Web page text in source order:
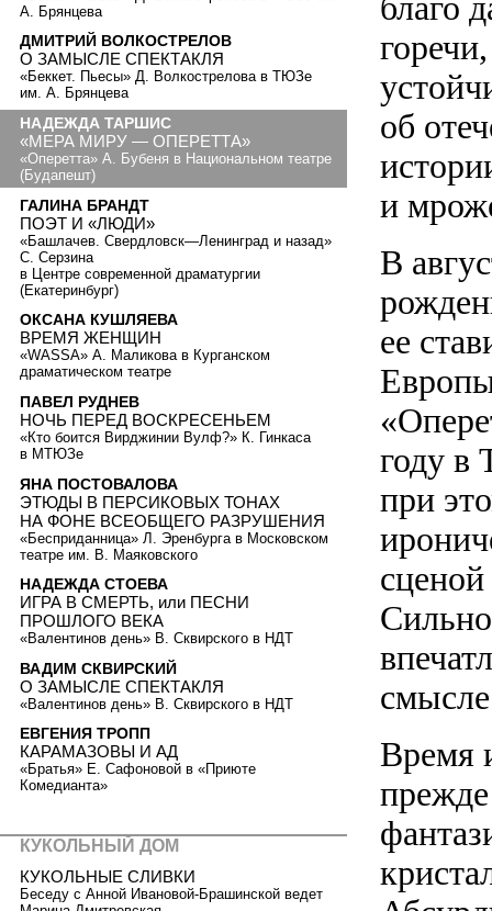
об
и
В
ее
году в
при
Время
А. Брянцева
ДМИТРИЙ ВОЛКОСТРЕЛОВ
О ЗАМЫСЛЕ СПЕКТАКЛЯ
«Беккет. Пьесы» Д. Волкострелова в ТЮЗе
им. А. Брянцева
НАДЕЖДА ТАРШИС
«МЕРА МИРУ — ОПЕРЕТТА»
«Оперетта» А. Бубеня в Национальном театре
(Будапешт)
ГАЛИНА БРАНДТ
ПОЭТ И «ЛЮДИ»
«Башлачев. Свердловск—Ленинград и назад»
С. Серзина
в Центре современной драматургии
(Екатеринбург)
ОКСАНА КУШЛЯЕВА
ВРЕМЯ ЖЕНЩИН
«WASSA» А. Маликова в Курганском
драматическом театре
ПАВЕЛ РУДНЕВ
НОЧЬ ПЕРЕД ВОСКРЕСЕНЬЕМ
«Кто боится Вирджинии Вулф?» К. Гинкаса
в МТЮЗе
ЯНА ПОСТОВАЛОВА
ЭТЮДЫ В ПЕРСИКОВЫХ ТОНАХ
НА ФОНЕ ВСЕОБЩЕГО РАЗРУШЕНИЯ
«Бесприданница» Л. Эренбурга в Московском
театре им. В. Маяковского
НАДЕЖДА СТОЕВА
ИГРА В СМЕРТЬ, или ПЕСНИ
ПРОШЛОГО ВЕКА
«Валентинов день» В. Сквирского в НДТ
ВАДИМ СКВИРСКИЙ
О ЗАМЫСЛЕ СПЕКТАКЛЯ
«Валентинов день» В. Сквирского в НДТ
ЕВГЕНИЯ ТРОПП
КАРАМАЗОВЫ И АД
«Братья» Е. Сафоновой в «Приюте
Комедианта»
КУКОЛЬНЫЙ ДОМ
КУКОЛЬНЫЕ СЛИВКИ
Беседу с Анной Ивановой-Брашинской ведет